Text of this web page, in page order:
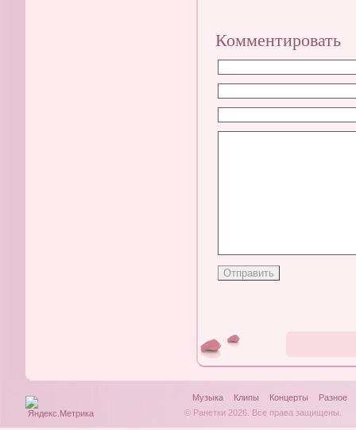
Комментировать
Музыка Клипы Концерты
Разное
© Ранетки 2026. Все права защищены.